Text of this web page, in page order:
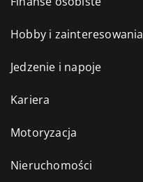
Hobby i zainteresowania
Jedzenie i napoje
Kariera
Motoryzacja
Nieruchomości